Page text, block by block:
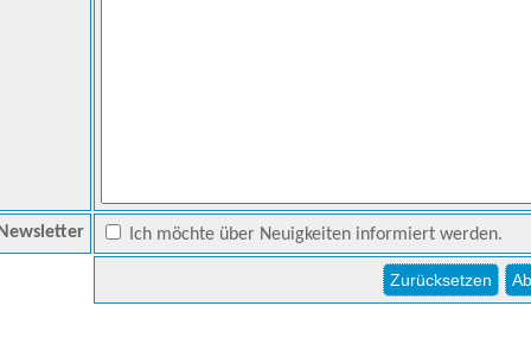
Newsletter Ich möchte über Neuigkeiten informiert werden.